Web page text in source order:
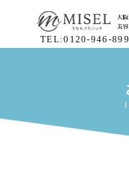
TEL:0120-946-899